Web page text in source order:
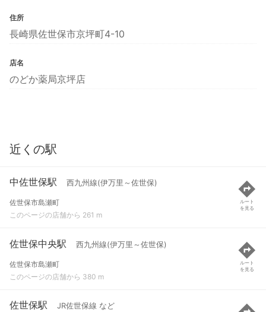
住所
長崎県佐世保市京坪町4-10
店名
のどか薬局京坪店
近くの駅
中佐世保駅 西九州線(伊万里～佐世保)
佐世保市島瀬町
このページの店舗から 261 m
ルート
を見る
佐世保中央駅 西九州線(伊万里～佐世保)
佐世保市島瀬町
このページの店舗から 380 m
ルート
を見る
佐世保駅 JR佐世保線 など